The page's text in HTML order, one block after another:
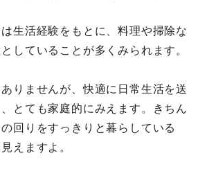
生活経験をもとに、料理や掃除な
していることが多くみられます。
りませんが、快適に日常生活を送
とても家庭的にみえます。きちん
回りをすっきりと暮らしている
えますよ。